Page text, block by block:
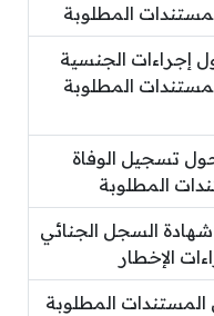
المطلوبة
إجراءات الجنسية
المطلوبة
تسجيل الوفاة
المطلوبة
السجل الجنائي
الإخطار
المطلوبة